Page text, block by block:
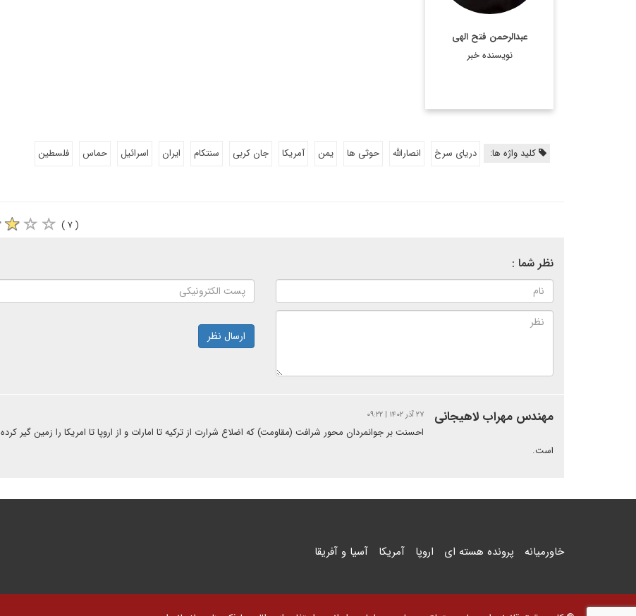
عبدالرحمن فتح الهی
نویسنده خبر
اطلاعات بیشتر
کلید واژه ها: دریای سرخ انصارالله حوثی ها یمن آمریکا جان کربی سنتکام ایران اسرائیل حماس فلسطین
( ۷ )
نظر شما :
ارسال نظر
مهندس مهراب لاهیجانی ۲۷ آذر ۱۴۰۲ | ۰۹:۲۲
احسنت بر جوانمردان محور شرافت (مقاومت) که اضلاع شرارت از ترکیه تا امارات و از اروپا تا امریکا را زمین گیر کرده
است.
خاورمیانه پرونده هسته ای اروپا آمریکا آسیا و آفریقا